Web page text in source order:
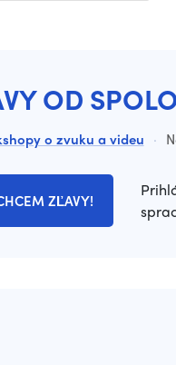
OD
o zvuku a videu ·
ZĽAVY!